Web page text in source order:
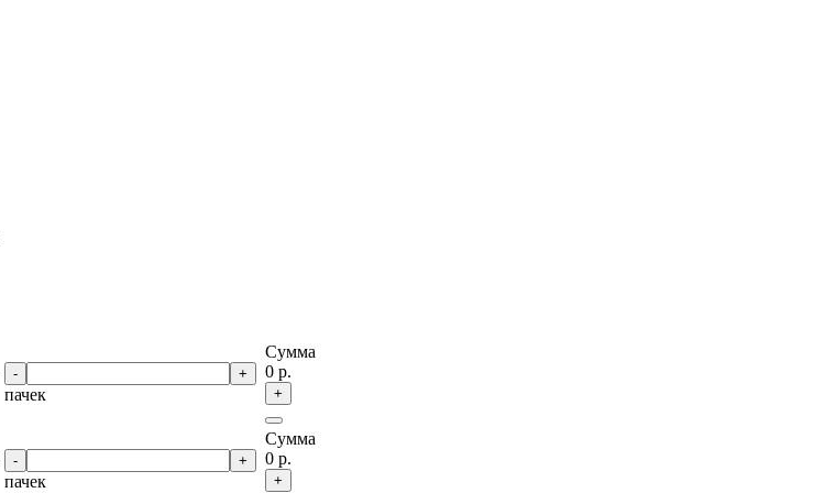
- +
пачек
Сумма
0 р.
+
- +
пачек
Сумма
0 р.
+